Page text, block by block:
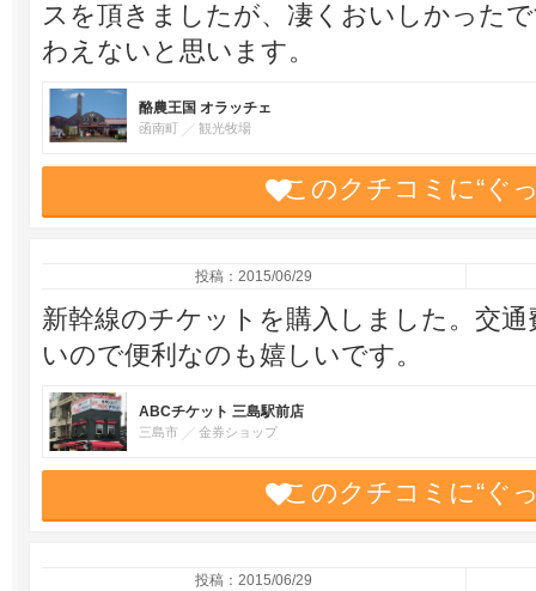
スを頂きましたが、凄くおいしかった
わえないと思います。
酪農王国 オラッチェ
函南町 観光牧場
このクチコミに“ぐ
投稿：2015/06/29
新幹線のチケットを購入しました。交
いので便利なのも嬉しいです。
ABCチケット 三島駅前店
三島市 金券ショップ
このクチコミに“ぐ
投稿：2015/06/29